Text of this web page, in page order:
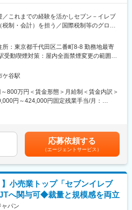
います。
ションへ挑戦できます。
る業務
サルティングチーム計11名(東京6名、名古
1名)
小売ビジネスを展開しているおり、国内
タクトレンズ専門店「アイシティ」を運
ブランドのコンタクトレンズやケア用品
上から川下まで一貫したビジネスを展開
値製品の開発、緻密な市場分析に基づく出
ション・販売施策により競合他社と差別
める業務
／これまでの経験を活かしセブン－イレブ
税制・会計）を担う／国際税制等のグロー
決算、年次決算、税務申告、会計監査、税
だきます。
、新たな商品・サービス・事業展開に伴
がら会計面でのコンサルティング（会計
を中心とした税務業務全般
衝業務
会計業務対応
所：東京都千代田区二番町8-8 勤務地最寄
受動喫煙対策：屋内全面禁煙変更の範囲：
ケ谷駅
800万円＜賃金形態＞月給制＜賃金内訳＞
円～424,000円固定残業手当/月：
となります。詳細は内定時にお伝えしま
昇給：年1回（4月）■賞与：年2回（7月・
も目安の金額であり、選考を通じて上下す
月給(月額)は固定手当を含めた表記です。
応募依頼する
（エージェントサービス）
】小売業トップ「セブンイレブ
へ関与可◆裁量と規模感を両立
パン